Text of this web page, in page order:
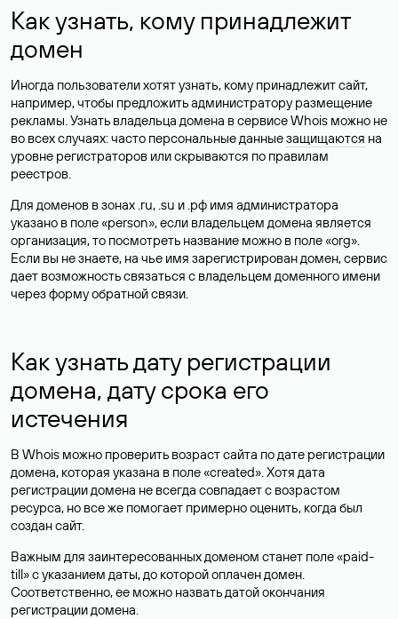
Как узнать, кому принадлежит
домен
Иногда пользователи хотят узнать, кому принадлежит сайт,
например, чтобы предложить администратору размещение
рекламы. Узнать владельца домена в сервисе Whois можно не
во всех случаях: часто персональные данныезащищаются на
уровне регистраторов или скрываются по правилам
реестров.
Для доменов в зонах .ru, .su и .рф имя администратора
указано в поле «person», если владельцем домена является
организация, то посмотреть название можно в поле «org».
Если вы не знаете, на чье имя зарегистрирован домен, сервис
дает возможность связаться с владельцем доменного имени
через форму обратной связи.
Как узнать дату регистрации
домена, дату срока его
истечения
В Whois можно проверить возраст сайта по дате регистрации
домена, которая указана в поле «created». Хотя дата
регистрации домена не всегда совпадает с возрастом
ресурса, но все же помогает примерно оценить, когда был
создан сайт.
Важным для заинтересованных доменом станет поле «paid-
till» с указанием даты, до которой оплачен домен.
Соответственно, ее можно назвать датой окончания
регистрации домена.